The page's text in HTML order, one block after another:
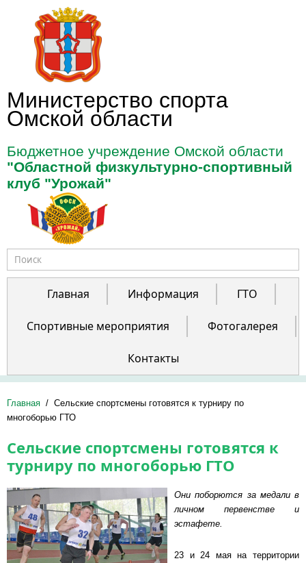
Перейти к основному содержанию
Министерство спорта
Омской области
Бюджетное учреждение Омской области
"Областной физкультурно-спортивный
клуб "Урожай"
Форма поиска
Главная
Информация ГТО
Спортивные мероприятия Фотогалерея
Контакты
Главная / Сельские спортсмены готовятся к турниру по
многоборью ГТО
Сельские спортсмены готовятся к
турниру по многоборью ГТО
Они поборются за медали в
личном первенстве и
эстафете.
23 и 24 мая на территории